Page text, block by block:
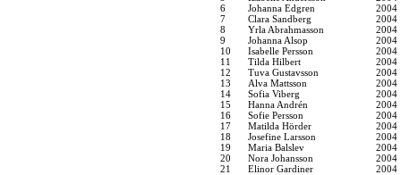
6
Johanna Edgren
2004
7
Clara Sandberg
2004
8
Yrla Abrahmasson
2004
9
Johanna Alsop
2004
10
Isabelle Persson
2004
11
Tilda Hilbert
2004
12
Tuva Gustavsson
2004
13
Alva Mattsson
2004
14
Sofia Viberg
2004
15
Hanna Andrén
2004
16
Sofie Persson
2004
17
Matilda Hörder
2004
18
Josefine Larsson
2004
19
Maria Balslev
2004
20
Nora Johansson
2004
21
Elinor Gardiner
2004